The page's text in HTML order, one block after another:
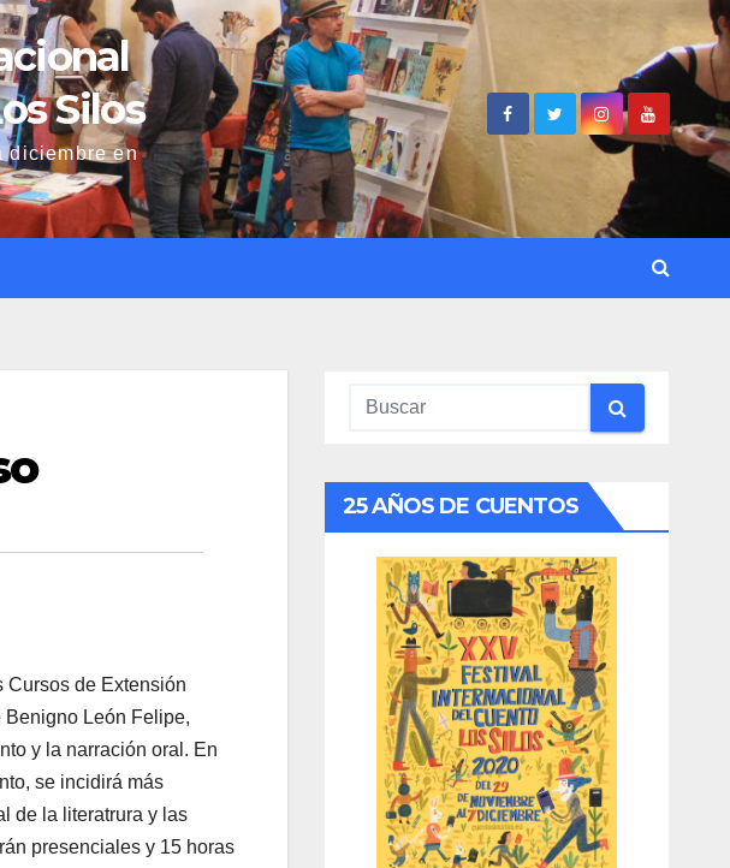
Silos
diciembre en
Cursos de Extensión
León Felipe,
y la narración oral. En
se incidirá más
de la literatrura y las
presenciales y 15 horas
25 AÑOS DE CUENTOS